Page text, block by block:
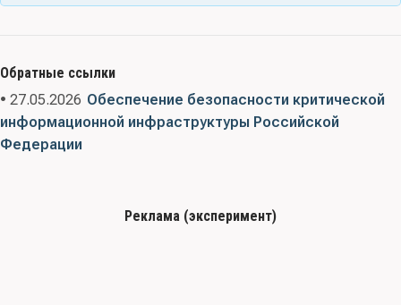
Обратные ссылки
• 27.05.2026 Обеспечение безопасности критической
информационной инфраструктуры Российской
Федерации
Реклама (эксперимент)